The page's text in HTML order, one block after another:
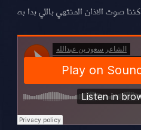
كننا صوت الاذان المنتهي باللي بدا به